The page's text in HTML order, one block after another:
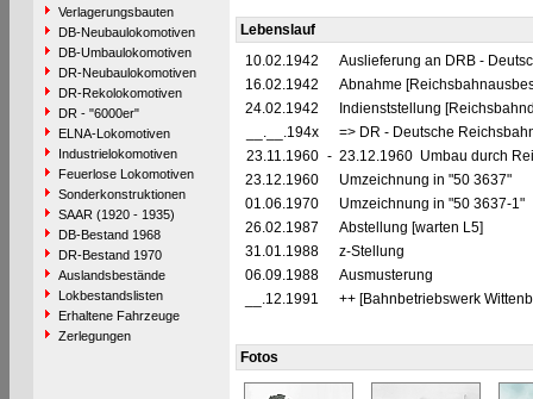
Verlagerungsbauten
DB-Neubaulokomotiven
DB-Umbaulokomotiven
DR-Neubaulokomotiven
DR-Rekolokomotiven
DR - "6000er"
ELNA-Lokomotiven
Industrielokomotiven
Feuerlose Lokomotiven
Sonderkonstruktionen
SAAR (1920 - 1935)
DB-Bestand 1968
DR-Bestand 1970
Auslandsbestände
Lokbestandslisten
Erhaltene Fahrzeuge
Zerlegungen
Lebenslauf
10.02.1942
Auslieferung an DRB -
16.02.1942
Abnahme
24.02.1942
Indienststellung
__.__.194x
=> DR - Deutsche
23.11.1960 - 23.12.1960 Umbau durch
23.12.1960
Umzeichnung in "50 3637"
01.06.1970
Umzeichnung in "50 3637-1"
26.02.1987
Abstellung [warten L5]
31.01.1988
z-Stellung
06.09.1988
Ausmusterung
__.12.1991
++ [Bahnbetriebswerk
Fotos